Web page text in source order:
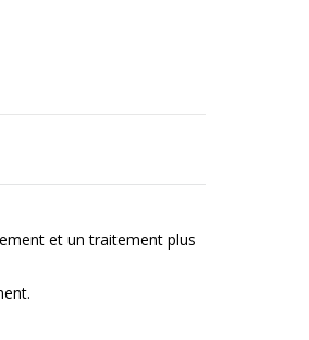
et un traitement plus